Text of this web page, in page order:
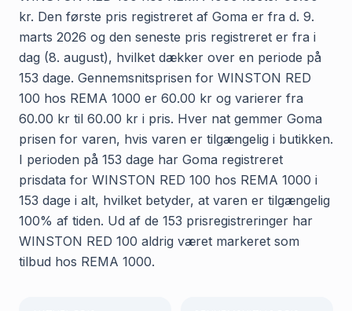
kr. Den første pris registreret af Goma er fra d. 9.
marts 2026 og den seneste pris registreret er fra i
dag (8. august), hvilket dækker over en periode på
153 dage. Gennemsnitsprisen for WINSTON RED
100 hos REMA 1000 er 60.00 kr og varierer fra
60.00 kr til 60.00 kr i pris. Hver nat gemmer Goma
prisen for varen, hvis varen er tilgængelig i butikken.
I perioden på 153 dage har Goma registreret
prisdata for WINSTON RED 100 hos REMA 1000 i
153 dage i alt, hvilket betyder, at varen er tilgængelig
100% af tiden. Ud af de 153 prisregistreringer har
WINSTON RED 100 aldrig været markeret som
tilbud hos REMA 1000.